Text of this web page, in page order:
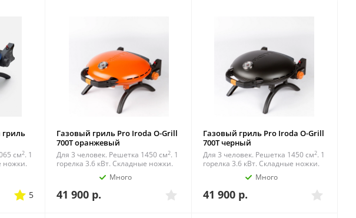
см2. 1
ножки.
5
Газовый гриль Pro Iroda O-Grill
700T оранжевый
Для 3 человек. Решетка 1450 см2. 1
горелка 3.6 кВт. Складные ножки.
Много
41 900 р.
Газовый гриль Pro Iroda O-Grill
700T черный
Для 3 человек. Решетка 1450 см2. 1
горелка 3.6 кВт. Складные ножки.
Много
41 900р.